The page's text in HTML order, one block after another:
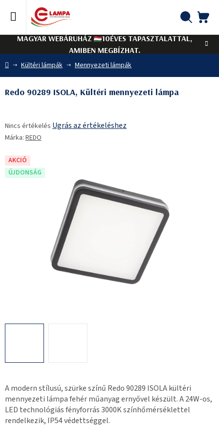
tartalomhoz
MAGYAR WEBÁRUHÁZ
10ÉVES TAPASZTALATTAL,
AMIBEN MEGBÍZHAT.
Kezdőlap
Kültéri lámpák Mennyezeti lámpák
A modern stílusú, szürke színű Redo 90289 ISOLA kültéri
mennyezeti lámpa fehér műanyag ernyővel készült. A 24W-os,
LED technológiás fényforrás 3000K színhőmérséklettel
rendelkezik, IP54 védettséggel.
Redo 90289 ISOLA, Kültéri mennyezeti lámpa
termék
átlagos
5-
ből
Nincs értékelés Ugrás az értékeléshez
Márka: REDO
AKCIÓ
ÚJDONSÁG